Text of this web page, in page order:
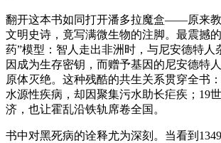
翻开这本书如同打开潘多拉魔盒——原来
文明史诗，竟写满微生物的注脚。最震撼
药”模型：智人走出非洲时，与尼安德特人
因成为生存密钥，而赠予基因的尼安德特
原体灭绝。这种残酷的共生关系贯穿全书
水源性疾病，却因聚集污水助长疟疾；19
济，也让霍乱沿铁轨席卷全国。
书中对黑死病的诠释尤为深刻。当看到